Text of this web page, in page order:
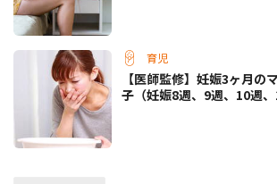
育児
【医師監修】妊娠3ヶ月の
子（妊娠8週、9週、10週、